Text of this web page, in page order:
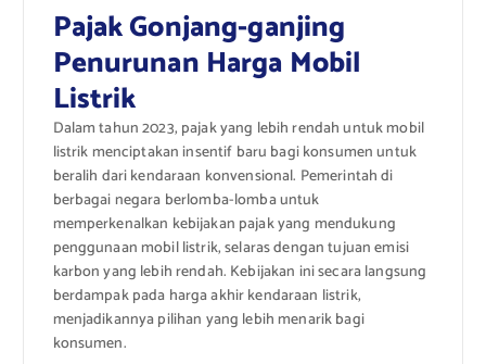
Pajak Gonjang-ganjing
Penurunan Harga Mobil
Listrik
Dalam tahun 2023, pajak yang lebih rendah untuk mobil
listrik menciptakan insentif baru bagi konsumen untuk
beralih dari kendaraan konvensional. Pemerintah di
berbagai negara berlomba-lomba untuk
memperkenalkan kebijakan pajak yang mendukung
penggunaan mobil listrik, selaras dengan tujuan emisi
karbon yang lebih rendah. Kebijakan ini secara langsung
berdampak pada harga akhir kendaraan listrik,
menjadikannya pilihan yang lebih menarik bagi
konsumen.